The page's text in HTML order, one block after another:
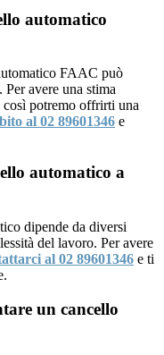
automatico
FAAC può
avere una stima
così potremo offrirti una
al 02 89601346 e
automatico a
dipende da diversi
del lavoro. Per avere
al 02 89601346 e ti
un cancello